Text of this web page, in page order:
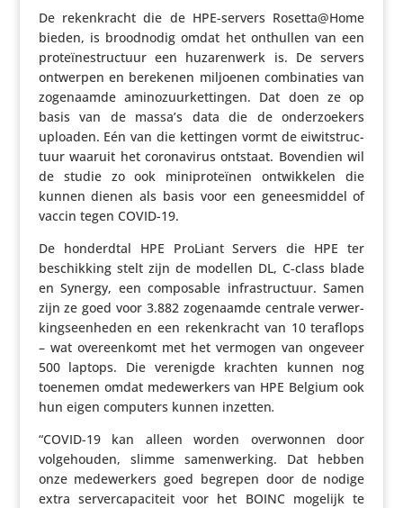
De reken­kracht die de HPE-servers Rosetta@Home
bieden, is brood­nodig omdat het onthullen van een
prote­ï­ne­struc­tuur een huza­ren­werk is. De servers
ontwerpen en berekenen miljoenen combi­na­ties van
zoge­naamde amino­zuur­ket­tingen. Dat doen ze op
basis van de massa’s data die de onder­zoe­kers
uploaden. Eén van die kettingen vormt de eiwit­struc­
tuur waaruit het coro­na­virus ontstaat. Bovendien wil
de studie zo ook mini­pro­te­ïnen ontwik­kelen die
kunnen dienen als basis voor een genees­middel of
vaccin tegen COVID-19.
De honderdtal HPE ProLiant Servers die HPE ter
beschik­king stelt zijn de modellen DL, C‑class blade
en Synergy, een compo­sable infra­struc­tuur. Samen
zijn ze goed voor 3.882 zoge­naamde centrale verwer­
kings­een­heden en een reken­kracht van 10 teraflops
– wat over­een­komt met het vermogen van ongeveer
500 laptops. Die verenigde krachten kunnen nog
toenemen omdat mede­wer­kers van HPE Belgium ook
hun eigen computers kunnen inzetten.
“COVID-19 kan alleen worden over­wonnen door
volge­houden, slimme samen­wer­king. Dat hebben
onze mede­wer­kers goed begrepen door de nodige
extra server­ca­pa­ci­teit voor het BOINC mogelijk te